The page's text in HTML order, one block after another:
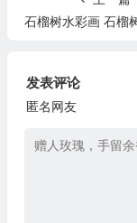
石榴树水彩画 石榴树
发表评论
匿名网友